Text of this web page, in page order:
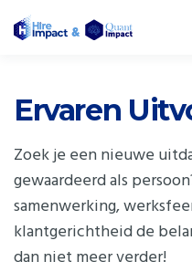
Ervaren
Zoek je een nieuwe
gewaardeerd als
samenwerking,
klantgerichtheid de
dan niet meer verder!